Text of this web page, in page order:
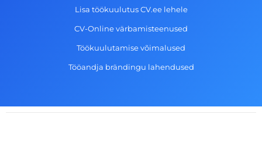
Lisa töökuulutus CV.ee lehele
CV-Online värbamisteenused
Töökuulutamise võimalused
Tööandja brändingu lahendused